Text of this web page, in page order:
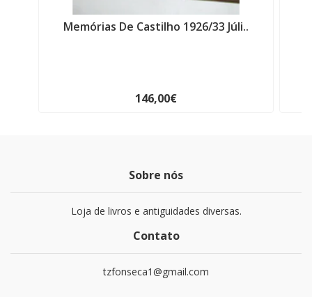
Memórias De Castilho 1926/33 Júli..
146,00€
Sobre nós
Loja de livros e antiguidades diversas.
Contato
tzfonseca1@gmail.com